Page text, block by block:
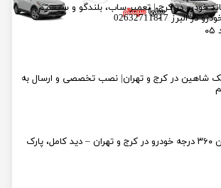
خودرو در کرج | تعمیر ساب، بلندگو و سیستم
البرز 02632711817
شاهین در کرج و تهران| نصب تخصصی و ارسال به
مرکز نصب تخصصی دوربین ۳۶۰ درجه خودرو در کرج و تهران – دید کامل، پارک